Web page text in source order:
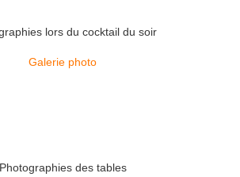
lors du cocktail du soir
Galerie photo
Photographies des tables